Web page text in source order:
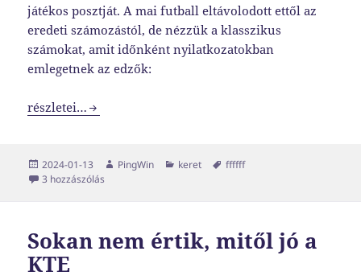
játékos posztját. A mai futball eltávolodott ettől az
eredeti számozástól, de nézzük a klasszikus
számokat, amit időnként nyilatkozatokban
emlegetnek az edzők:
Hatos, nyolcas, tízes pozíció …
részletei…
Közzétéve
2024-01-13 Szerző
PingWin Kategória
keret Címke
ffffff
3 hozzászólás
Sokan nem értik, mitől jó a
KTE